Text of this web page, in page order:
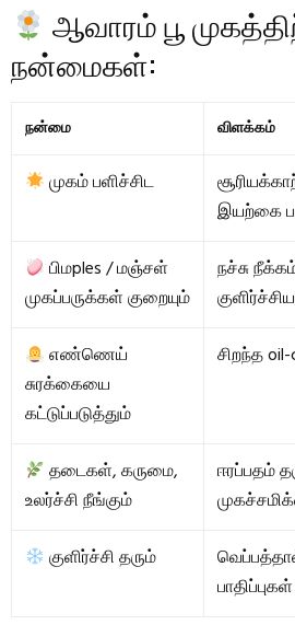
ஆவாரம் பூ
நன்மைகள்:
நன்மை விளக்கம்
முகம் பளிச்சிட
இயற்கை
பிமples / மஞ்சள்
முகப்பருக்கள் குறையும்
நச்சு
எண்ணெய்
சுரக்கையை
கட்டுப்படுத்தும்
சிறந்த
தடைகள், கருமை,
உலர்ச்சி நீங்கும்
ஈரப்பதம்
குளிர்ச்சி தரும்